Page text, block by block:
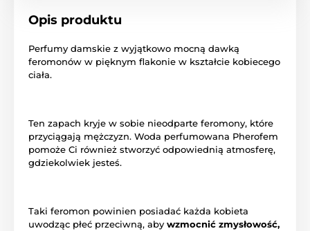
Opis produktu
Perfumy damskie z wyjątkowo mocną dawką
feromonów w pięknym flakonie w kształcie kobiecego
ciała.
Ten zapach kryje w sobie nieodparte feromony, które
przyciągają mężczyzn. Woda perfumowana Pherofem
pomoże Ci również stworzyć odpowiednią atmosferę,
gdziekolwiek jesteś.
Taki feromon powinien posiadać każda kobieta
uwodząc płeć przeciwną, aby wzmocnić zmysłowość,